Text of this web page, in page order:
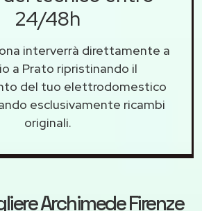
24/48h
interverrà direttamente a
a Prato ripristinando il
del tuo elettrodomestico
esclusivamente ricambi
originali.
Archimede Firenze